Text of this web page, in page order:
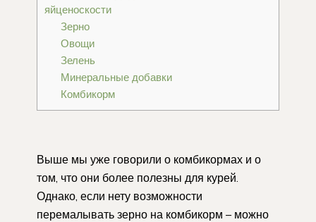
яйценоскости
Зерно
Овощи
Зелень
Минеральные добавки
Комбикорм
Выше мы уже говорили о комбикормах и о
том, что они более полезны для курей.
Однако, если нету возможности
перемалывать зерно на комбикорм – можно